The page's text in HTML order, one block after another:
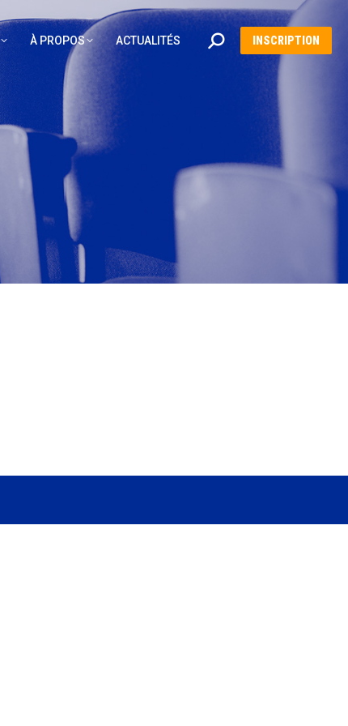
À PROPOS ACTUALITÉS
RechercheINSCRIPTION